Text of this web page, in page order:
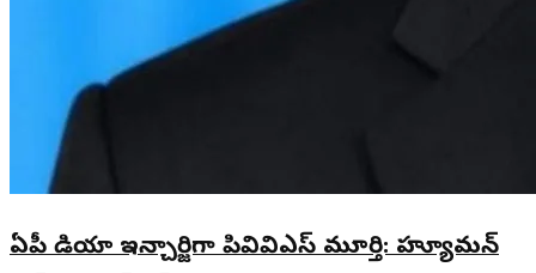
ఏపీ మీడియా ఇన్చార్జిగా పివివిఎస్ మూర్తి: హ్యూమన్